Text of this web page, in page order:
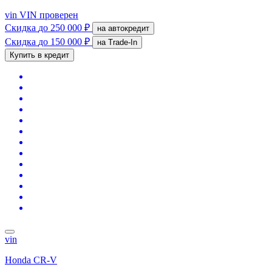
vin VIN проверен
Скидка до 250 000 ₽ на автокредит
Скидка до 150 000 ₽
на Trade-In
Купить в кредит
vin
Honda CR-V